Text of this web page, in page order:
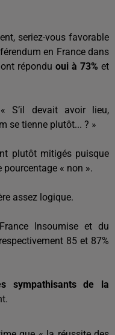
seriez-vous favorable
en France dans
réponduoui à 73% et
S’il devait avoir lieu,
se tienne plutôt... ? »
plutôt mitigés puisque
pourcentage « non ».
assez logique.
Insoumise et du
85 et 87%
sympathisants de la